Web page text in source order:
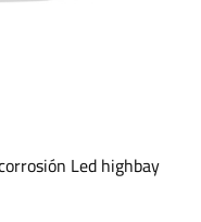
Led highbay